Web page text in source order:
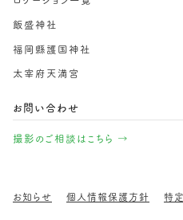
飯盛神社
福岡縣護国神社
太宰府天満宮
お問い合わせ
撮影のご相談はこちら →
お知らせ 個人情報保護方針 特